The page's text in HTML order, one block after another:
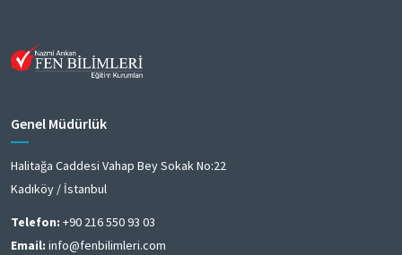
Genel Müdürlük
Halitağa Caddesi Vahap Bey Sokak No:22
Kadıköy / İstanbul
Telefon: +90 216 550 93 03
Email: info@fenbilimleri.com